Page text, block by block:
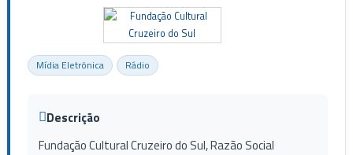
Mídia Eletrônica Rádio
Descrição
Fundação Cultural Cruzeiro do Sul, Razão Social